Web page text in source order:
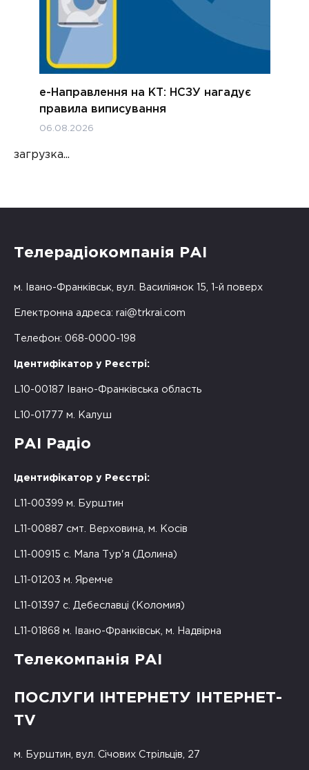
е-Направлення на КТ: НСЗУ нагадує
правила виписування
06.08.2026
загрузка...
Телерадіокомпанія РАІ
м. Івано-Франківськ, вул. Василіянок 15, 1-й поверх
Електронна адреса: rai@trkrai.com
Телефон: 068-0000-198
Ідентифікатор у Реєстрі:
L10-00187 Івано-Франківська область
L10-01777 м. Калуш
РАІ Радіо
Ідентифікатор у Реєстрі:
L11-00399 м. Бурштин
L11-00887 смт. Верховина, м. Косів
L11-00915 с. Мала Тур'я (Долина)
L11-01203 м. Яремче
L11-01397 с. Дебеславці (Коломия)
L11-01868 м. Івано-Франківськ, м. Надвірна
Телекомпанія РАІ
ПОСЛУГИ ІНТЕРНЕТУ ІНТЕРНЕТ-
TV
м. Бурштин, вул. Січових Стрільців, 27